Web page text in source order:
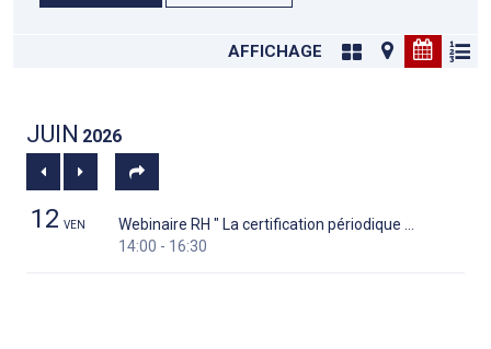
AFFICHAGE
JUIN 2026
12 VEN
Webinaire RH " La certification périodique des professionnels de santé " – 12 juin 2026
14:00 - 16:30